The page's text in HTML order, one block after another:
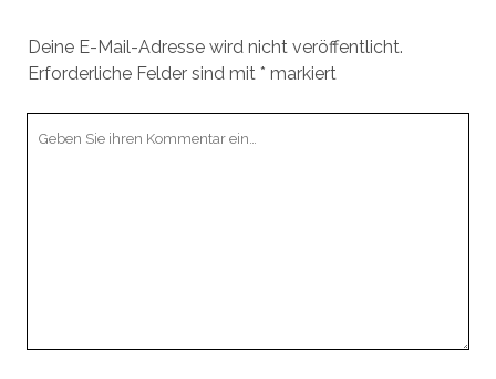
Deine E-Mail-Adresse wird nicht veröffentlicht.
Erforderliche Felder sind mit * markiert